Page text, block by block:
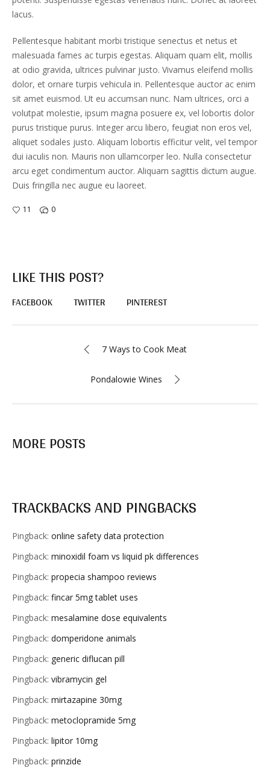
lacus.
Pellentesque habitant morbi tristique senectus et netus et
malesuada fames ac turpis egestas. Aliquam quam elit, mollis
at odio gravida, ultrices pulvinar justo. Vivamus eleifend mollis
dolor, et ornare turpis vehicula in. Pellentesque auctor ac enim
sit amet euismod. Ut eu accumsan nunc. Nam ultrices, orci a
volutpat molestie, ipsum magna posuere ex, vel lobortis dolor
purus tristique purus. Integer arcu libero, feugiat non eros vel,
aliquet sodales justo. Aliquam lobortis efficitur velit, vel tempor
dui iaculis non. Mauris non ullamcorper leo. Nulla consectetur
arcu eget condimentum auctor. Aliquam sagittis dictum augue.
Duis fringilla nec augue eu laoreet.
11 0
LIKE THIS POST?
FACEBOOK TWITTER PINTEREST
7 Ways to Cook Meat
Pondalowie Wines
MORE POSTS
TRACKBACKS AND PINGBACKS
Pingback: online safety data protection
Pingback: minoxidil foam vs liquid pk differences
Pingback: propecia shampoo reviews
Pingback: fincar 5mg tablet uses
Pingback: mesalamine dose equivalents
Pingback: domperidone animals
Pingback: generic diflucan pill
Pingback: vibramycin gel
Pingback: mirtazapine 30mg
Pingback: metoclopramide 5mg
Pingback: lipitor 10mg
Pingback: prinzide